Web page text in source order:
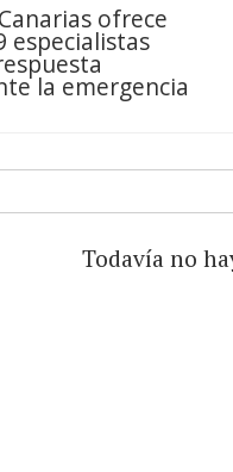
ofrece
especialistas
la emergencia
Todavía no